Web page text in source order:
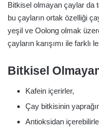
Bitkisel olmayan çaylar da
bu çayların ortak özelliği
yeşil ve Oolong olmak
çayların karışımı ile farklı
Bitkisel
Kafein içerirler,
Çay bitkisinin
Antioksidan